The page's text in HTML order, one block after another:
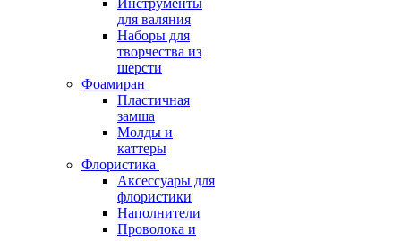
Инструменты
для валяния
Наборы для
творчества из
шерсти
Фоамиран
Пластичная
замша
Молды и
каттеры
Флористика
Аксессуары для
флористики
Наполнители
Проволока и